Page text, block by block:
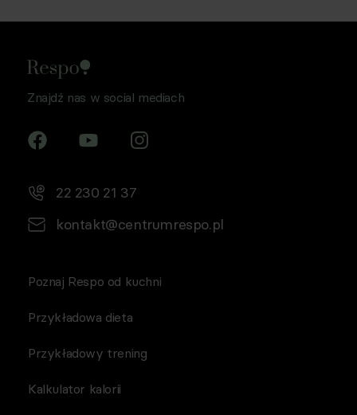
Znajdź nas w social mediach
22 230 21 37
kontakt@centrumrespo.pl
Poznaj Respo od kuchni
Przykładowa dieta
Przykładowy trening
Kalkulator kalorii